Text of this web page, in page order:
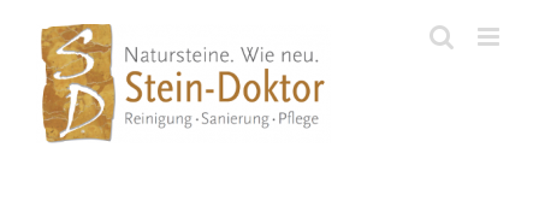
content